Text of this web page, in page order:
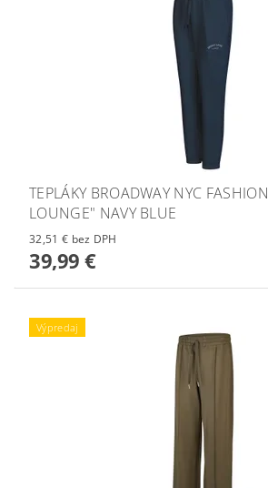
TEPLÁKY BROADWAY NYC
LOUNGE" NAVY BLUE
32,51 € bez DPH
39,99 €
Výpredaj